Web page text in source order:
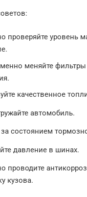
проверяйте уровень
меняйте фильтры
качественное
автомобиль.
состоянием
давление в шинах.
проводите
кузова.